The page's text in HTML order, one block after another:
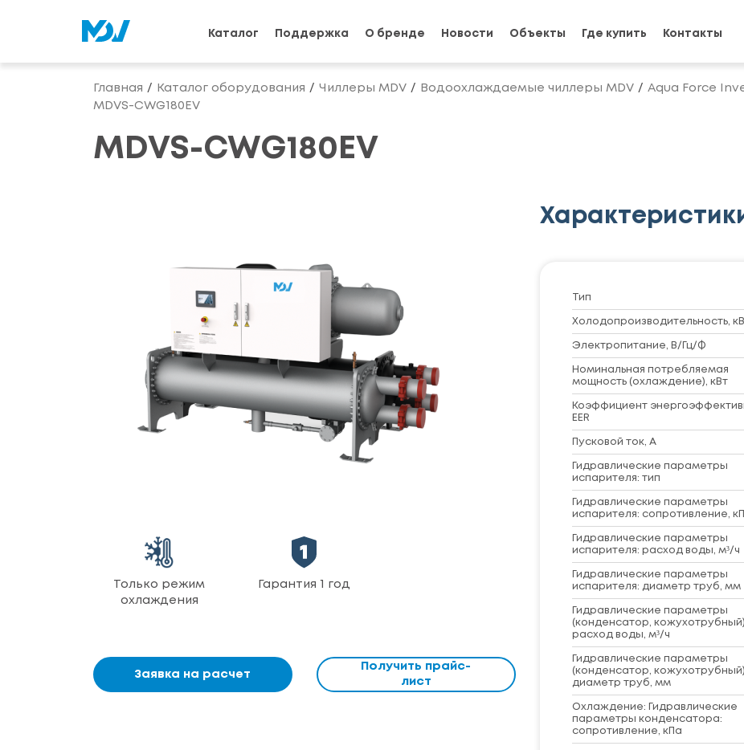
Каталог Поддержка О бренде Новости Объекты Где купить Контакты
Главная Каталог оборудования Чиллеры MDV Водоохлаждаемые чиллеры MDV
Aqua Force
MDVS-CWG180EV
MDVS-CWG180EV
Только режим
охлаждения
Гарантия 1 год
Заявка на расчет
Получить прайс-
лист
Тип
Холодопроизводительность,
Электропитание, В/Гц/Ф
Номинальная потребляемая
мощность (охлаждение), кВт
Коэффициент
EER
Пусковой ток, А
Гидравлические параметры
испарителя: тип
Гидравлические параметры
испарителя: сопротивление,
Гидравлические параметры
испарителя: расход воды, м³/ч
Гидравлические параметры
испарителя: диаметр труб, мм
Гидравлические параметры
(конденсатор,
расход воды, м³/ч
Гидравлические параметры
(конденсатор,
диаметр труб, мм
Охлаждение: Гидравлические
параметры конденсатора:
сопротивление, кПа